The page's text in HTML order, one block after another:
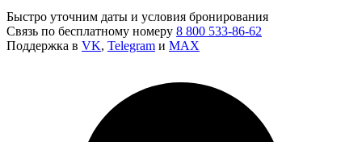
Быстро уточним даты и условия бронирования
Связь по бесплатному номеру 8 800 533-86-62
Поддержка в VK, Telegram и MAX